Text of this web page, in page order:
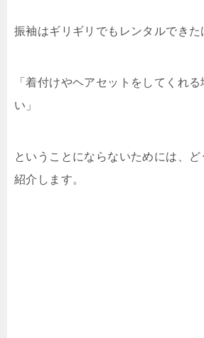
振袖はギリギリでもレンタルできた
「着付けやヘアセットをしてくれ
い」
ということにならないためには、
紹介します。